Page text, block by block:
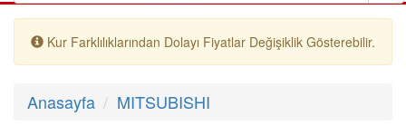
Kur Farklılıklarından Dolayı Fiyatlar Değişiklik Gösterebilir.
Anasayfa MITSUBISHI